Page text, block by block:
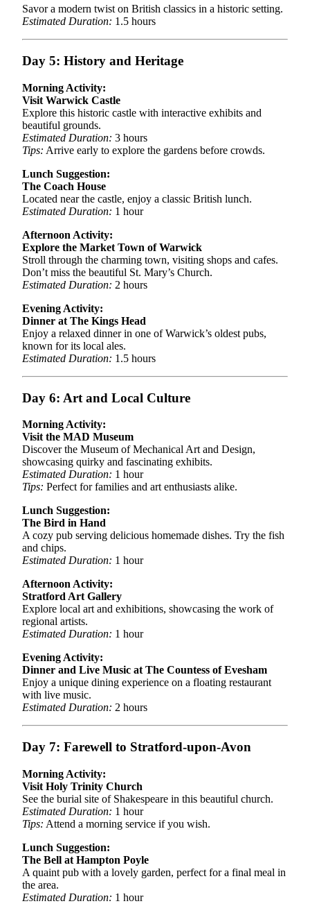
Savor a modern twist on British classics in a historic setting.
Estimated Duration: 1.5 hours
Day 5: History and Heritage
Morning Activity:
Visit Warwick Castle
Explore this historic castle with interactive exhibits and
beautiful grounds.
Estimated Duration: 3 hours
Tips: Arrive early to explore the gardens before crowds.
Lunch Suggestion:
The Coach House
Located near the castle, enjoy a classic British lunch.
Estimated Duration: 1 hour
Afternoon Activity:
Explore the Market Town of Warwick
Stroll through the charming town, visiting shops and cafes.
Don’t miss the beautiful St. Mary’s Church.
Estimated Duration: 2 hours
Evening Activity:
Dinner at The Kings Head
Enjoy a relaxed dinner in one of Warwick’s oldest pubs,
known for its local ales.
Estimated Duration: 1.5 hours
Day 6: Art and Local Culture
Morning Activity:
Visit the MAD Museum
Discover the Museum of Mechanical Art and Design,
showcasing quirky and fascinating exhibits.
Estimated Duration: 1 hour
Tips: Perfect for families and art enthusiasts alike.
Lunch Suggestion:
The Bird in Hand
A cozy pub serving delicious homemade dishes. Try the fish
and chips.
Estimated Duration: 1 hour
Afternoon Activity:
Stratford Art Gallery
Explore local art and exhibitions, showcasing the work of
regional artists.
Estimated Duration: 1 hour
Evening Activity:
Dinner and Live Music at The Countess of Evesham
Enjoy a unique dining experience on a floating restaurant
with live music.
Estimated Duration: 2 hours
Day 7: Farewell to Stratford-upon-Avon
Morning Activity:
Visit Holy Trinity Church
See the burial site of Shakespeare in this beautiful church.
Estimated Duration: 1 hour
Tips: Attend a morning service if you wish.
Lunch Suggestion:
The Bell at Hampton Poyle
A quaint pub with a lovely garden, perfect for a final meal in
the area.
Estimated Duration: 1 hour